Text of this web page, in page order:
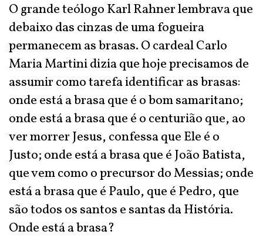
O grande teólogo Karl Rahner lembrava que
debaixo das cinzas de uma fogueira
permanecem as brasas. O cardeal Carlo
Maria Martini dizia que hoje precisamos de
assumir como tarefa identificar as brasas:
onde está a brasa que é o bom samaritano;
onde está a brasa que é o centurião que, ao
ver morrer Jesus, confessa que Ele é o
Justo; onde está a brasa que é João Batista,
que vem como o precursor do Messias; onde
está a brasa que é Paulo, que é Pedro, que
são todos os santos e santas da História.
Onde está a brasa?